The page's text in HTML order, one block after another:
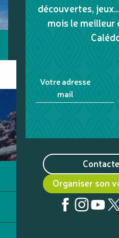
découvertes,
mois le meilleur
Votre adresse
mail
Organiser son